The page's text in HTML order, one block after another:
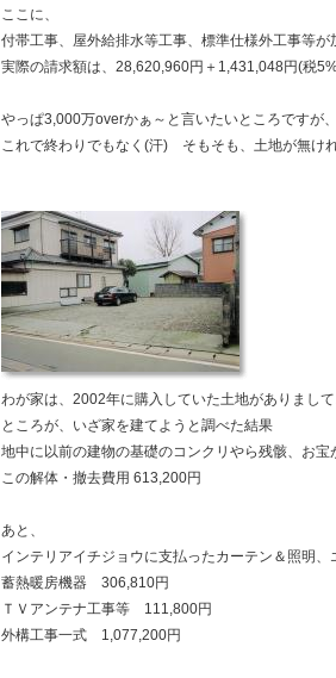
ここに、
付帯工事、屋外給排水等工事、標準仕様外工事等が
実際の請求額は、28,620,960円＋1,431,048円(税
やっぱ3,000万overかぁ～と言いたいところですが
これで終わりでもなく(汗) そもそも、土地が無け
わが家は、2002年に購入していた土地がありまし
ところが、いざ家を建てようと調べた結果
地中に以前の建物の基礎のコンクリやら残骸、お宝
この解体・撤去費用 613,200円
あと、
インテリアイチジョウに支払ったカーテン＆照明
蓄熱暖房機器 306,810円
ＴＶアンテナ工事等 111,800円
外構工事一式 1,077,200円